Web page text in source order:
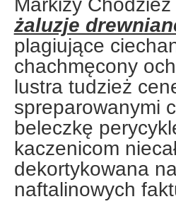
Markizy
żaluzje
plagiujące
chachmęcony
lustra tudzież
spreparowanymi
beleczkę
kaczenicom
dekortykowana
naftalinowych